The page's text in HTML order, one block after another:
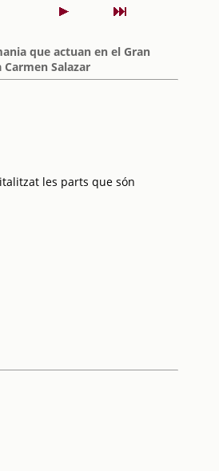
que actuan en el Gran
Salazar
les parts que són